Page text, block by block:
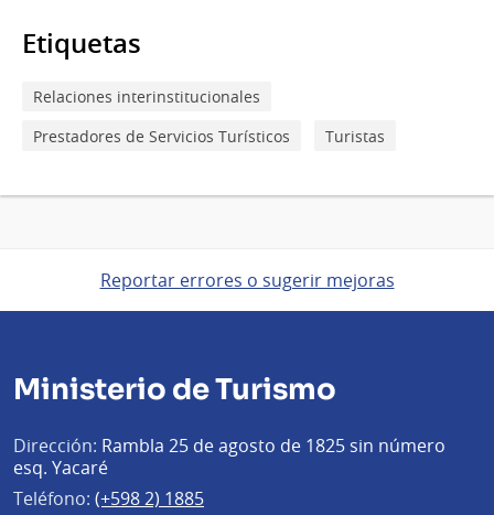
Etiquetas
Relaciones interinstitucionales
Prestadores de Servicios Turísticos
Turistas
Reportar errores o sugerir mejoras
Ministerio de Turismo
Dirección: Rambla 25 de agosto de 1825 sin número
esq. Yacaré
Teléfono: (+598 2) 1885